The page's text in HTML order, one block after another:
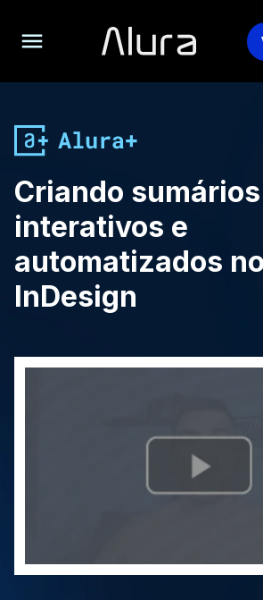
Criando sumários
interativos e
automatizados no
InDesign